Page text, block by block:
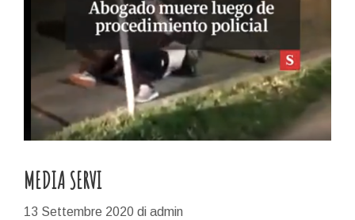
MEDIA SERVI
13 Settembre 2020 di admin